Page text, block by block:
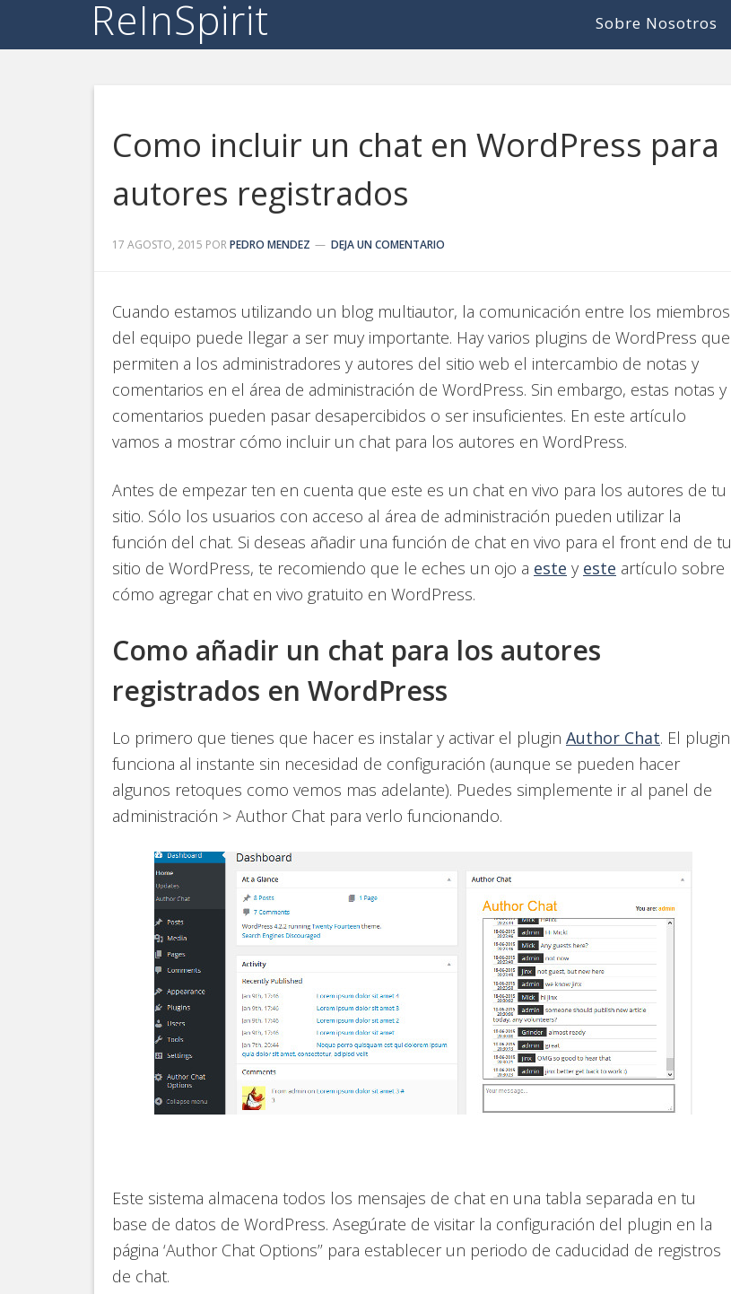
ReInSpirit Sobre Nosotros
Como incluir un chat en WordPress para
autores registrados
17 AGOSTO, 2015 PORPEDRO MENDEZ DEJA UN COMENTARIO
Cuando estamos utilizando un blog multiautor, la comunicación entre los miembros
del equipo puede llegar a ser muy importante. Hay varios plugins de WordPress que
permiten a los administradores y autores del sitio web el intercambio de notas y
comentarios en el área de administración de WordPress. Sin embargo, estas notas y
comentarios pueden pasar desapercibidos o ser insuficientes. En este artículo
vamos a mostrar cómo incluir un chat para los autores en WordPress.
Antes de empezar ten en cuenta que este es un chat en vivo para los autores de tu
sitio. Sólo los usuarios con acceso al área de administración pueden utilizar la
función del chat. Si deseas añadir una función de chat en vivo para el front end de tu
sitio de WordPress, te recomiendo que le eches un ojo a este y este artículo sobre
cómo agregar chat en vivo gratuito en WordPress.
Como añadir un chat para los autores
registrados en WordPress
Lo primero que tienes que hacer es instalar y activar el plugin Author Chat. El plugin
funciona al instante sin necesidad de configuración (aunque se pueden hacer
algunos retoques como vemos mas adelante). Puedes simplemente ir al panel de
administración > Author Chat para verlo funcionando.
Este sistema almacena todos los mensajes de chat en una tabla separada en tu
base de datos de WordPress. Asegúrate de visitar la configuración del plugin en la
página ‘Author Chat Options’’ para establecer un periodo de caducidad de registros
de chat.